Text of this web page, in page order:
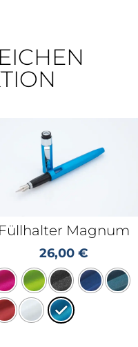
Füllhalter Magnum
26,00 €